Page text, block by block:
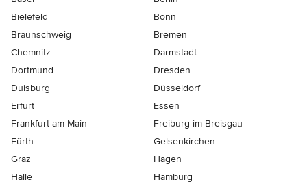
Bielefeld
Bonn
Braunschweig
Bremen
Chemnitz
Darmstadt
Dortmund
Dresden
Duisburg
Düsseldorf
Erfurt
Essen
Frankfurt am Main
Freiburg-im-Breisgau
Fürth
Gelsenkirchen
Graz
Hagen
Halle
Hamburg